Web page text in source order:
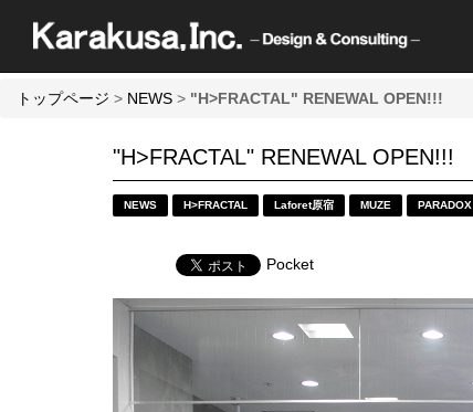
トップページ > NEWS > "H>FRACTAL" RENEWAL OPEN!!!
"H>FRACTAL" RENEWAL OPEN!!!
NEWS H>FRACTAL Laforet原宿 MUZE PARADOX
Pocket